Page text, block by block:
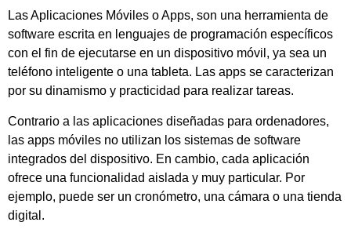
Las Aplicaciones Móviles o Apps, son una herramienta de
software escrita en lenguajes de programación específicos
con el fin de ejecutarse en un dispositivo móvil, ya sea un
teléfono inteligente o una tableta. Las apps se caracterizan
por su dinamismo y practicidad para realizar tareas.
Contrario a las aplicaciones diseñadas para ordenadores,
las apps móviles no utilizan los sistemas de software
integrados del dispositivo. En cambio, cada aplicación
ofrece una funcionalidad aislada y muy particular. Por
ejemplo, puede ser un cronómetro, una cámara o una tienda
digital.